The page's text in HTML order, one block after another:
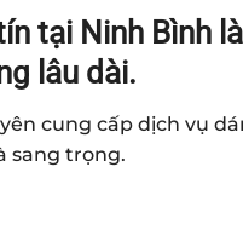
tại Ninh Bình
lâu dài.
cung cấp dịch vụ
sang trọng.